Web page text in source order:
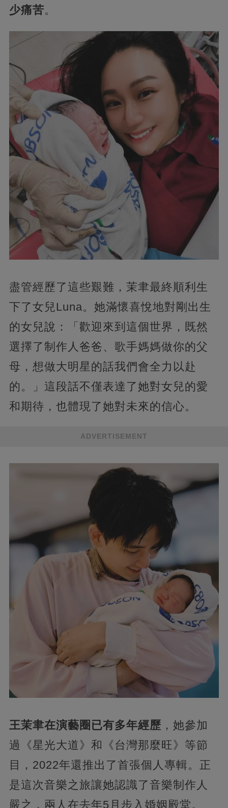
少痛苦。
盡管經歷了這些艱難，茉聿最終順利生
下了女兒Luna。她滿懷喜悅地對剛出生
的女兒說：「歡迎來到這個世界，既然
選擇了制作人爸爸、歌手媽媽做你的父
母，想做大明星的話我們會全力以赴
的。」這段話不僅表達了她對女兒的愛
和期待，也體現了她對未來的信心。
ADVERTISEMENT
王茉聿在演藝圈已有多年經歷 ，她參加
過《星光大道》和《台灣那麼旺》等節
目，2022年還推出了首張個人專輯。正
是這次音樂之旅讓她認識了音樂制作人
嚴之，兩人在去年5月步入婚姻殿堂。